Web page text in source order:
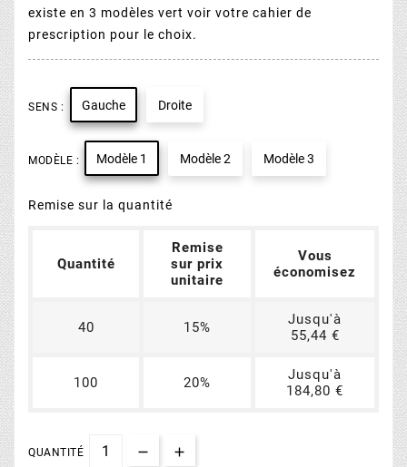
existe en 3 modèles vert voir votre cahier de
prescription pour le choix.
SENS : Gauche Droite
MODÈLE : Modèle 1 Modèle 2 Modèle 3
Remise sur la quantité
Quantité
Remise
sur prix
unitaire
Vous
économisez
40 15%
Jusqu'à
55,44 €
100 20%
Jusqu'à
184,80 €
QUANTITÉ